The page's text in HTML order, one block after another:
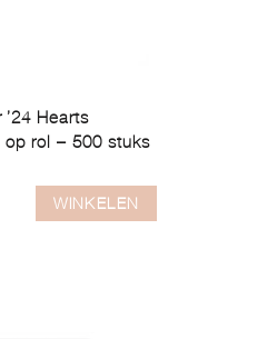
Hearts
rol – 500 stuks
WINKELEN